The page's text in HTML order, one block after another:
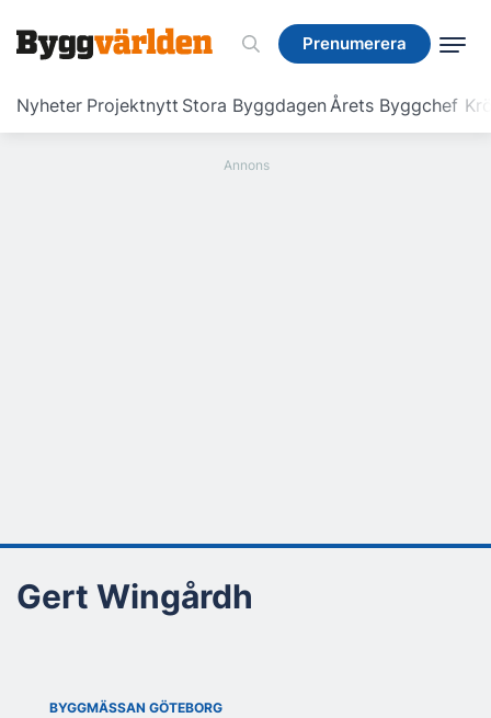
Prenumerera
Nyheter Projektnytt Stora ByggdagenÅrets Byggchef
Prenumerera
Gert Wingårdh
BYGGMÄSSAN GÖTEBORG